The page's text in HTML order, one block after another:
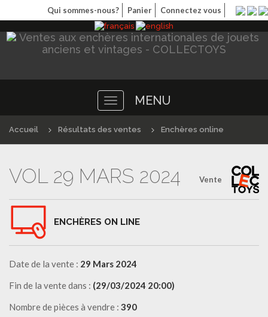
Qui sommes-nous? Panier Connectez vous
Toggle
navigation
MENU
Accueil Résultats des ventes Enchères online
Vente
VOL 29 MARS 2024
ENCHÈRES ON LINE
Date de la vente : 29 Mars 2024
Fin de la vente dans : (29/03/2024 20:00)
Nombre de pièces à vendre : 390